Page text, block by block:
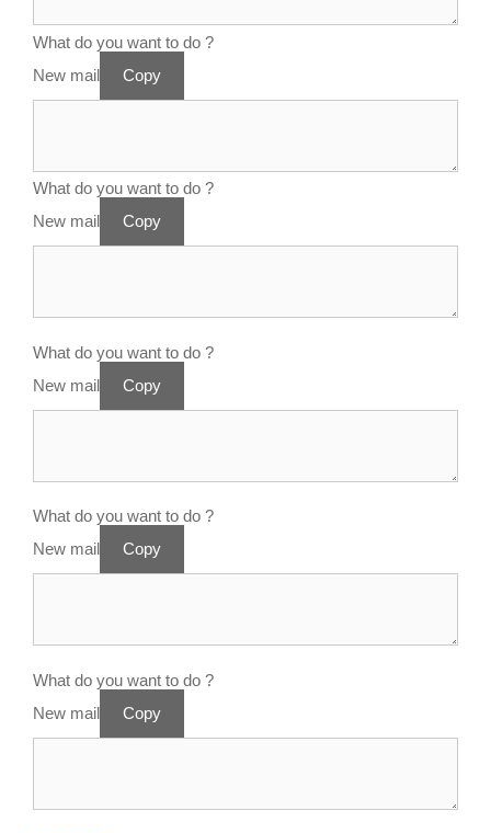
What do you want to do ?
New mail
Copy
What do you want to do ?
New mail
Copy
What do you want to do ?
New mail
Copy
What do you want to do ?
New mail
Copy
What do you want to do ?
New mail
Copy